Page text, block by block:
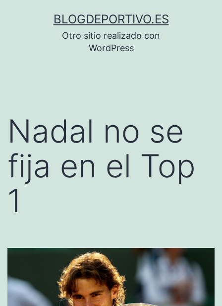
BLOGDEPORTIVO.ES
Otro sitio realizado con
WordPress
Nadal no se
fija en el Top
1